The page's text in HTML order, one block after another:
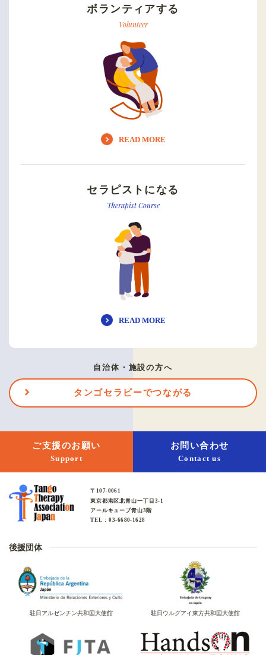
ボランティアする
Volunteer
READ MORE
セラピストになる
Therapist Course
READ MORE
自治体・施設の方へ
タンゴセラピーでつながる
ご支援のお願い
Support
お問い合わせ
Contact us
〒107-0061
東京都港区北青山一丁目3-1
アールキューブ青山3階
TEL : 03-6680-1628
後援団体
駐日アルゼンチン共和国大使館 駐日ウルグアイ東方共和国大使館